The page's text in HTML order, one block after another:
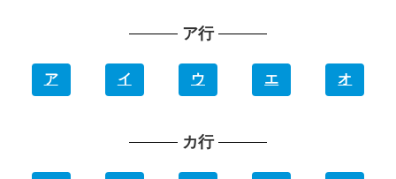
ア行
ア イ ウ エ オ
カ行